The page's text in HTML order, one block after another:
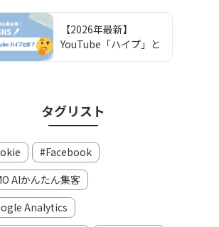
【2026年最新】
YouTube「ハイプ」と
は？仕組み・使い方・
タグリスト
Facebook
AIかんたん集客
Analytics